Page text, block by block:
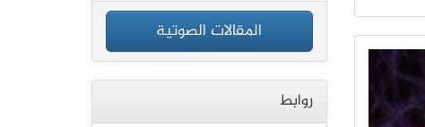
المقالات الصوتية
روابط